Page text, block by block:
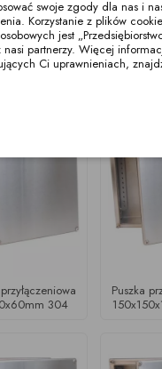
316
304
Puszka
swoje zgody dla nas i
Korzystanie z plików
jest „Przedsiębiorstwo
partnerzy. Więcej
Ci uprawnieniach,